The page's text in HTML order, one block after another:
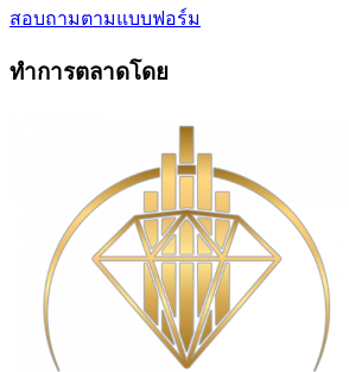
สอบถามตามแบบฟอร์ม
ทำการตลาดโดย